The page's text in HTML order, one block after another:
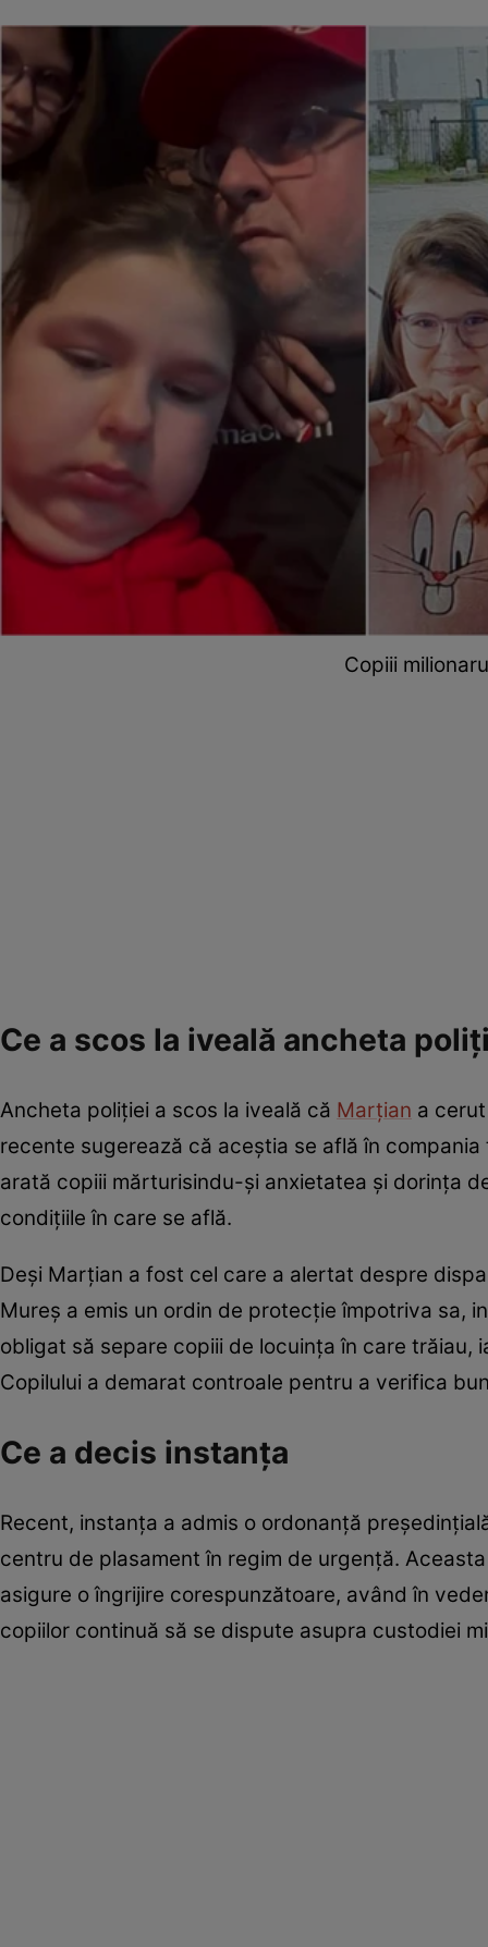
Copiii
Ce a scos la iveală ancheta
Ancheta poliției a scos la iveală că Marțian a
recente sugerează că aceștia se află în
arată copiii mărturisindu-și anxietatea și dorința
condițiile în care se află.
Deși Marțian a fost cel care a alertat despre
Mureș a emis un ordin de protecție împotriva sa,
obligat să separe copiii de locuința în care trăiau,
Copilului a demarat controale pentru a verifica
Ce a decis instanța
Recent, instanța a admis o ordonanță
centru de plasament în regim de urgență.
asigure o îngrijire corespunzătoare, având în
copiilor continuă să se dispute asupra custodiei